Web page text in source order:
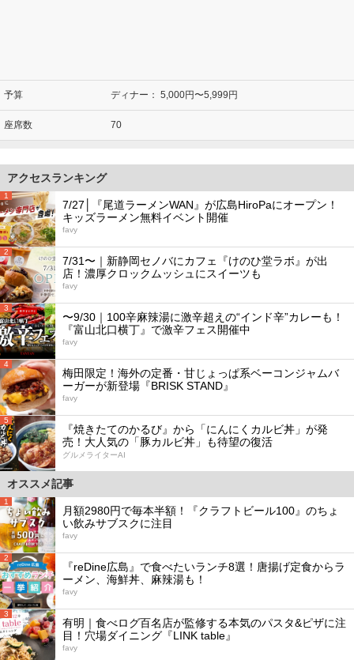
予算 ディナー： 5,000円〜5,999円
座席数 70
アクセスランキング
1
7/27│『尾道ラーメンWAN』が広島HiroPaにオープン！
キッズラーメン無料イベント開催
favy
2
7/31〜｜新静岡セノバにカフェ『けのひ堂ラボ』が出
店！濃厚クロックムッシュにスイーツも
favy
3
〜9/30｜100辛麻辣湯に激辛超えの“インド辛”カレーも！
『富山北口横丁』で激辛フェス開催中
favy
4
梅田限定！海外の定番・甘じょっぱ系ベーコンジャムバ
ーガーが新登場『BRISK STAND』
favy
5
『焼きたてのかるび』から「にんにくカルビ丼」が発
売！大人気の「豚カルビ丼」も待望の復活
グルメライターAI
オススメ記事
1
月額2980円で毎本半額！『クラフトビール100』のちょ
い飲みサブスクに注目
favy
2
『reDine広島』で食べたいランチ8選！唐揚げ定食からラ
ーメン、海鮮丼、麻辣湯も！
favy
3
有明｜食べログ百名店が監修する本気のパスタ&ピザに注
目！穴場ダイニング『LINK table』
favy